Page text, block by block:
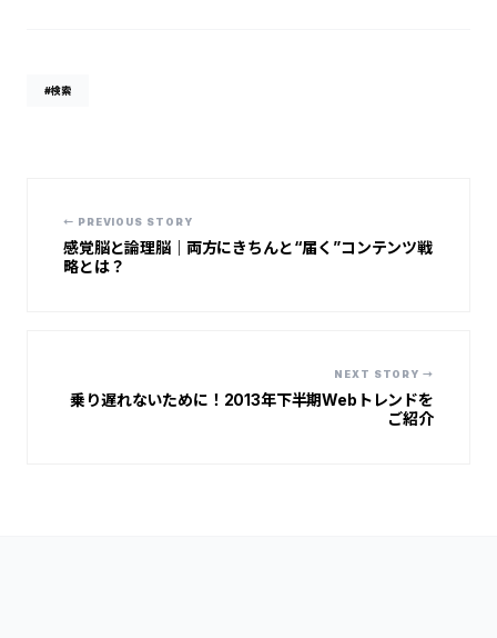
#検索
← PREVIOUS STORY
感覚脳と論理脳｜両方にきちんと“届く”コンテンツ戦
略とは？
NEXT STORY →
乗り遅れないために！2013年下半期Webトレンドを
ご紹介